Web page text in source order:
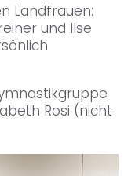
Landfrauen:
und Ilse
Rosi (nicht